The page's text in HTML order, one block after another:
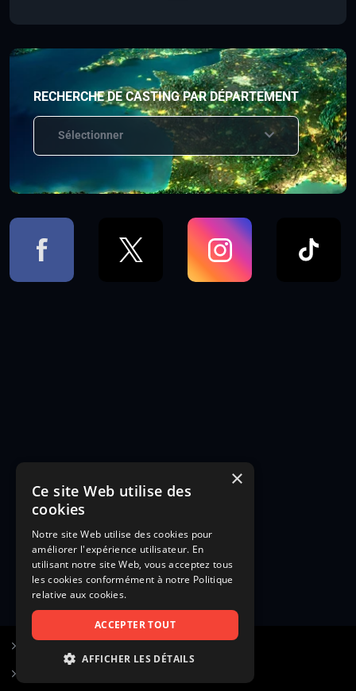
RECHERCHE DE CASTING PAR DÉPARTEMENT
Sélectionner
×
Ce site Web utilise des
cookies
Notre site Web utilise des cookies pour
améliorer l'expérience utilisateur. En
utilisant notre site Web, vous acceptez tous
les cookies conformément à notre Politique
relative aux cookies.
ACCEPTER TOUT
AFFICHER LES DÉTAILS